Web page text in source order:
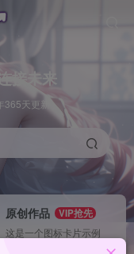
接未来
天更新
原创作品
VIP抢先
这是一个图标卡片示例